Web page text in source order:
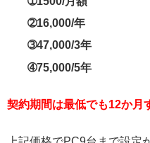
➁16,000/年
➂47,000/3年
➃75,000/5年
契約期間は最低でも12か月